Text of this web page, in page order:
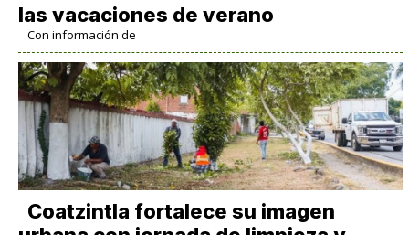
las vacaciones de verano
Con información de
Coatzintla fortalece su imagen